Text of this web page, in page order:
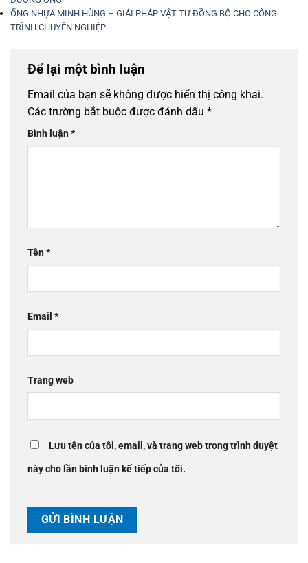
ỐNG NHỰA MINH HÙNG – GIẢI PHÁP VẬT TƯ ĐỒNG BỘ CHO CÔNG
TRÌNH CHUYÊN NGHIỆP
Để lại một bình luận
Email của bạn sẽ không được hiển thị công khai.
Các trường bắt buộc được đánh dấu *
Bình luận *
Tên *
Email *
Trang web
Lưu tên của tôi, email, và trang web trong trình duyệt
này cho lần bình luận kế tiếp của tôi.